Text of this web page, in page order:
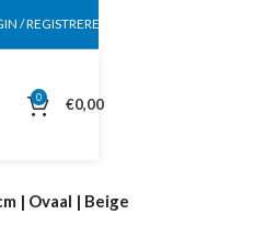
/ REGISTREREN
0 €0,00
| Ovaal | Beige